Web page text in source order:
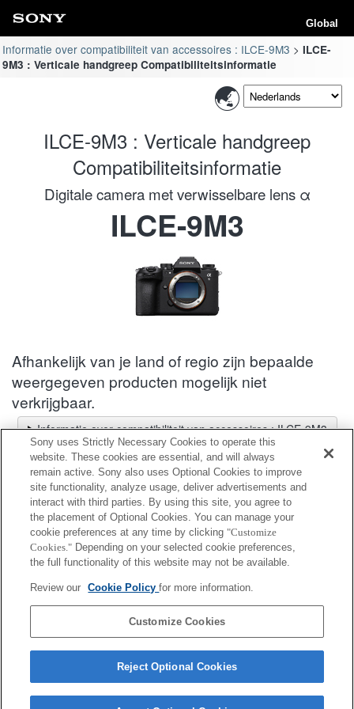
Global
Informatie over compatibiliteit van accessoires : ILCE-9M3
ILCE-
9M3 : Verticale handgreep Compatibiliteitsinformatie
ILCE-9M3 : Verticale handgreep
Compatibiliteitsinformatie
Digitale camera met verwisselbare lens α
ILCE-9M3
Afhankelijk van je land of regio zijn bepaalde
weergegeven producten mogelijk niet
verkrijgbaar.
Informatie over compatibiliteit van accessoires : ILCE-9M3
Lenskiezer
Een aanbevolen lens selecteren voor de foto's die je wilt maken
Verticale handgreep
Volledig compatibel
Sony uses Strictly Necessary Cookies to operate this
website. These cookies are essential, and will always
remain active. Sony also uses Optional Cookies to improve
site functionality, analyze usage, deliver advertisements and
interact with third parties. By using this site, you agree to
the placement of Optional Cookies. You can manage your
cookie preferences at any time by clicking "Customize
Cookies." Depending on your selected cookie preferences,
the full functionality of this website may not be available.
Review our Cookie Policyfor more information.
Customize Cookies
Reject Optional Cookies